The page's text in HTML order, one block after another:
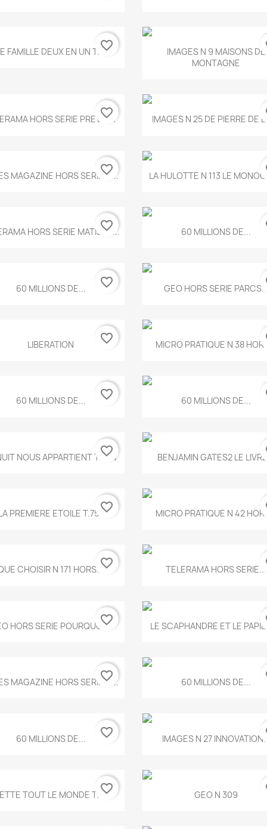
Aperçu rapide
FAMILLE DEUX EN UN T.675
favorite_border Aperçu rapide
IMAGES N 9 MAISONS DE
MONTAGNE
Aperçu rapide
HORS SERIE PREVERT
favorite_border Aperçu rapide
IMAGES N 25 DE PIERRE DE
Aperçu rapide
MAGAZINE HORS SERIE N...
favorite_border Aperçu rapide
LA HULOTTE N 113 LE
Aperçu rapide
HORS SERIE MATISSE...
favorite_border Aperçu rapide
60 MILLIONS DE...
Aperçu rapide
60 MILLIONS DE... favorite_border Aperçu rapide
GEO HORS SERIE
Aperçu rapide
LIBERATION favorite_border Aperçu rapide
MICRO PRATIQUE N 38
Aperçu rapide
60 MILLIONS DE... favorite_border Aperçu rapide
60 MILLIONS DE...
Aperçu rapide
NOUS APPARTIENT T.634
favorite_border Aperçu rapide
BENJAMIN GATES2 LE
Aperçu rapide
PREMIERE ETOILE T.755favorite_border Aperçu rapide
MICRO PRATIQUE N 42
Aperçu rapide
CHOISIR N 171 HORS...favorite_border Aperçu rapide
TELERAMA HORS SERIE...
Aperçu rapide
HORS SERIE POURQUOI...
favorite_border Aperçu rapide
LE SCAPHANDRE ET LE
Aperçu rapide
MAGAZINE HORS SERIE N...
favorite_border Aperçu rapide
60 MILLIONS DE...
Aperçu rapide
60 MILLIONS DE... favorite_border Aperçu rapide
IMAGES N 27
Aperçu rapide
TOUT LE MONDE T.546
favorite_border Aperçu rapide
GEO N 309